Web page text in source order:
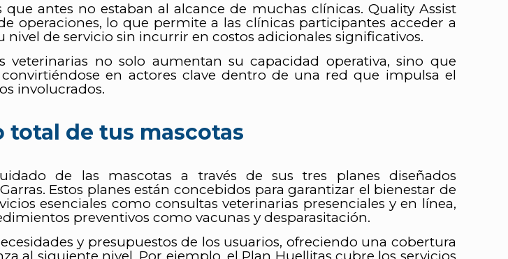
antes no estaban al alcance de muchas clínicas. Quality Assist
operaciones, lo que permite a las clínicas participantes acceder a
de servicio sin incurrir en costos adicionales significativos.
veterinarias no solo aumentan su capacidad operativa, sino que
en actores clave dentro de una red que impulsa el
involucrados.
total de tus mascotas
de las mascotas a través de sus tres planes diseñados
Estos planes están concebidos para garantizar el bienestar de
esenciales como consultas veterinarias presenciales y en línea,
preventivos como vacunas y desparasitación.
y presupuestos de los usuarios, ofreciendo una cobertura